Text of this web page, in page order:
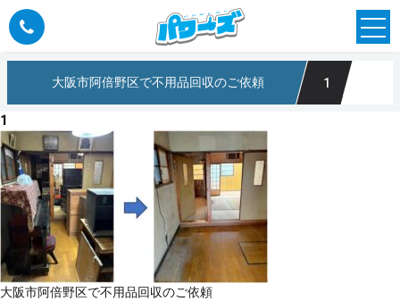
大阪市阿倍野区で不用品回収のご依頼 1
1
投
大阪市阿倍野区で不用品回収のご依頼